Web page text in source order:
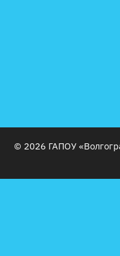
© 2026 ГАПОУ